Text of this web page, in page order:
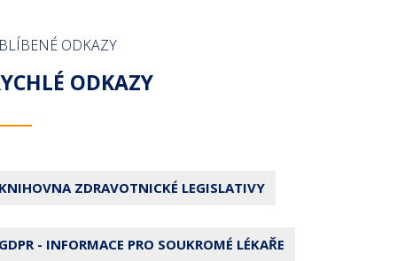
ODKAZY
ODKAZY
ZDRAVOTNICKÉ LEGISLATIVY
- INFORMACE PRO SOUKROMÉ LÉKAŘE